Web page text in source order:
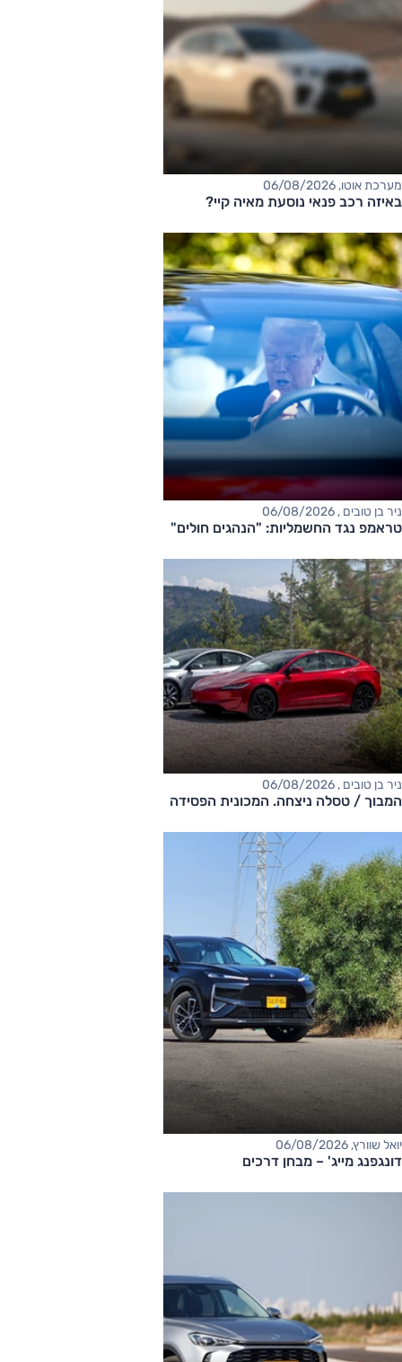
מערכת אוטו, 06/08/2026
באיזה רכב פנאי נוסעת מאיה קיי?
ניר בן טובים , 06/08/2026
טראמפ נגד החשמליות: "הנהגים חולים"
ניר בן טובים , 06/08/2026
המבוך / טסלה ניצחה. המכונית הפסידה
יואל שוורץ, 06/08/2026
דונגפנג מייג' – מבחן דרכים